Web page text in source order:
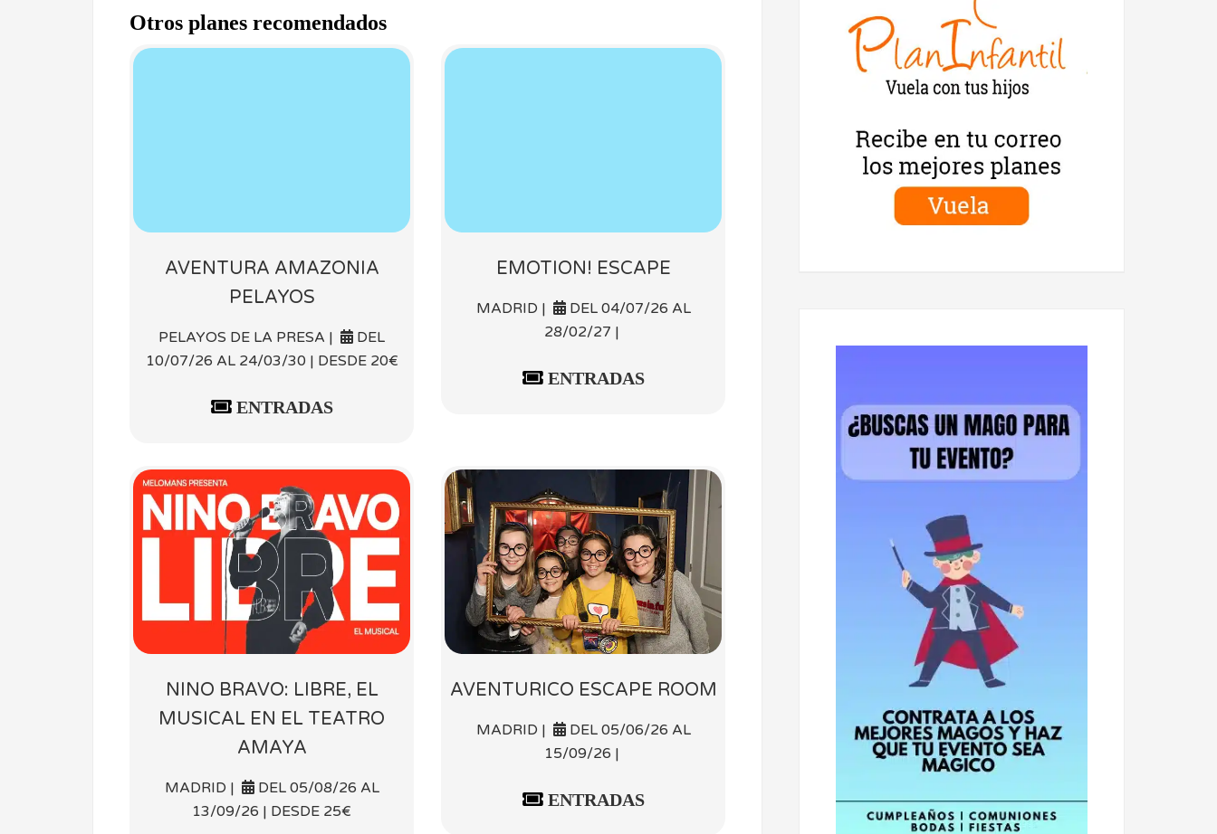
Otros planes recomendados
AVENTURA AMAZONIA
PELAYOS
PELAYOS DE LA PRESA |
DEL
10/07/26 AL 24/03/30 | DESDE 20€
ENTRADAS
EMOTION! ESCAPE
MADRID |
DEL 04/07/26 AL
28/02/27 |
ENTRADAS
NINO BRAVO: LIBRE, EL
MUSICAL EN EL TEATRO
AMAYA
MADRID |
DEL 05/08/26 AL
13/09/26 | DESDE 25€
AVENTURICO ESCAPE ROOM
MADRID |
DEL 05/06/26 AL
15/09/26 |
ENTRADAS